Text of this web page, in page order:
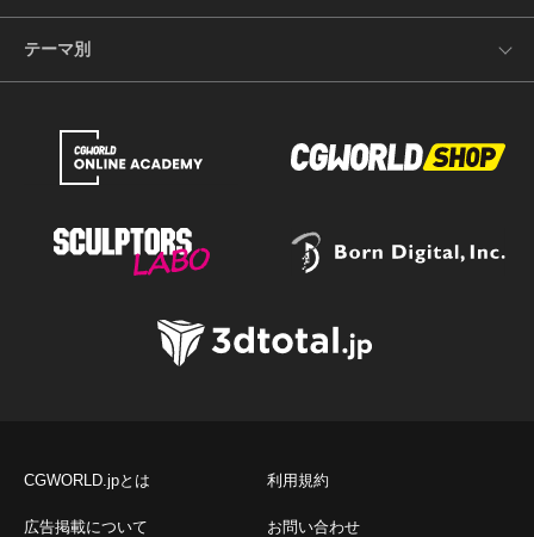
テーマ別
CGWORLD.jpとは 利用規約
広告掲載について お問い合わせ